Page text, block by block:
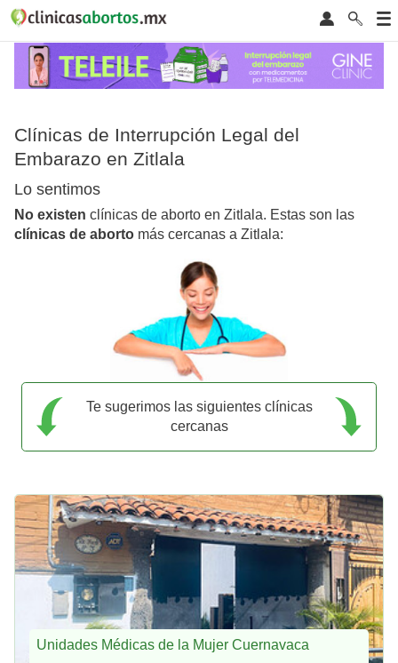
Clínicas de Interrupción Legal del
Embarazo en Zitlala
Lo sentimos
No existen clínicas de aborto en Zitlala. Estas son las
clínicas de aborto más cercanas a Zitlala:
Te sugerimos las siguientes clínicas
cercanas
Unidades Médicas de la Mujer Cuernavaca